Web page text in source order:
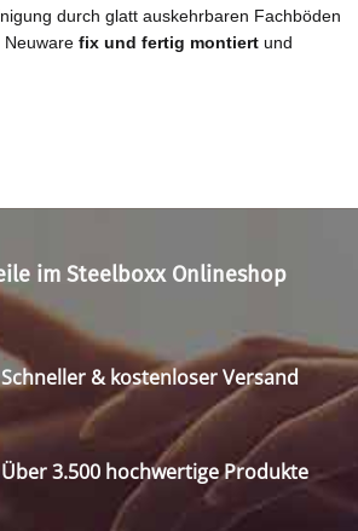
durch glatt auskehrbaren Fachböden
Neuware fix und fertig montiert und
im Steelboxx Onlineshop
Schneller & kostenloser Versand
Über 3.500 hochwertige Produkte